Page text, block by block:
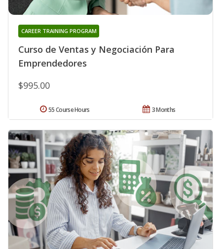
Curso de Ventas y Negociación Para
Emprendedores
CAREER TRAINING PROGRAM
$995.00
3 Months
55 Course Hours